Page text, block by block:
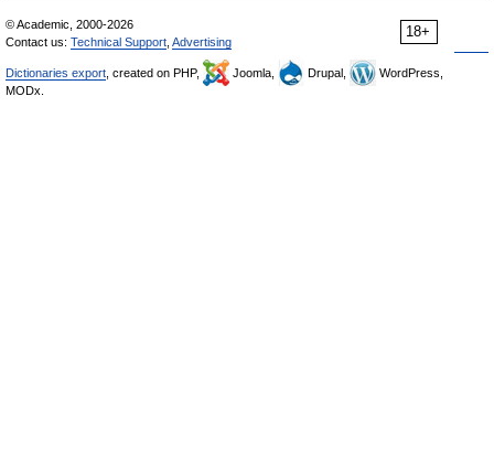
18+
© Academic, 2000-2026
Contact us: Technical Support Advertising
Dictionaries export , created on PHP, Joomla, Drupal,
WordPress,
MODx.